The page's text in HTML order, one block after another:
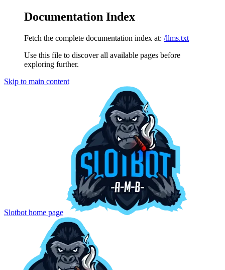
Documentation Index
Fetch the complete documentation index at: /llms.txt
Use this file to discover all available pages before
exploring further.
Skip to main content
Slotbot home page